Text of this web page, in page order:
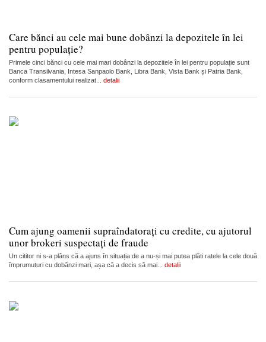
Care bănci au cele mai bune dobânzi la depozitele în lei
pentru populație?
Primele cinci bănci cu cele mai mari dobânzi la depozitele în lei pentru populație sunt
Banca Transilvania, Intesa Sanpaolo Bank, Libra Bank, Vista Bank și Patria Bank,
conform clasamentului realizat... detalii
Cum ajung oamenii supraîndatorați cu credite, cu ajutorul
unor brokeri suspectați de fraude
Un cititor ni s-a plâns că a ajuns în situația de a nu-și mai putea plăti ratele la cele două
împrumuturi cu dobânzi mari, așa că a decis să mai... detalii